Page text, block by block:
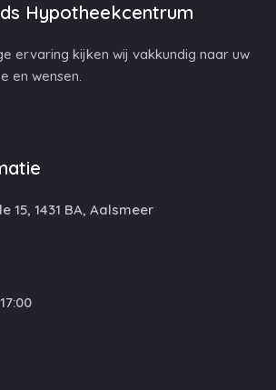
Hypotheekcentrum
ervaring kijken wij vakkundig naar uw
en wensen.
15, 1431 BA, Aalsmeer